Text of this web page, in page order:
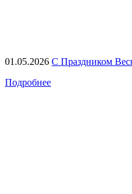
01.05.2026 С Праздником
Подробнее